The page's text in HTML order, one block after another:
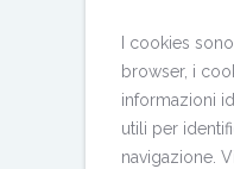
I cookies
browser, i
informazioni
utili per
navigazione.